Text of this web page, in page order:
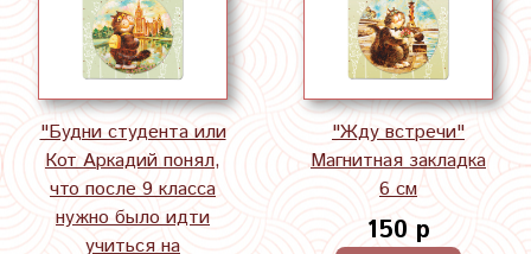
"Будни студента или
Кот Аркадий понял,
что после 9 класса
нужно было идти
учиться на
"Жду встречи"
Магнитная закладка
6 см
150 р